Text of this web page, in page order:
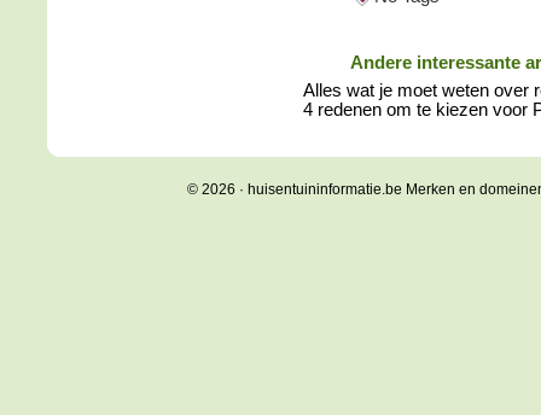
Andere interessante
Alles wat je moet weten over
4 redenen om te kiezen voor
© 2026 · huisentuininformatie.be Merken en